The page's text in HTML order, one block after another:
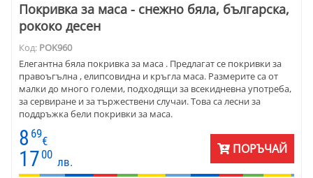
Покривка за маса - снежно бяла, българска,
рококо десен
Код: POK960
Елегантна бяла покривка за маса . Предлагат се покривки за
правоъгълна , елипсовидна и кръгла маса. Размерите са от
малки до много големи, подходящи за всекидневна употреба,
за сервиране и за тържествени случаи. Това са лесни за
поддръжка бели покривки за маса.
8 69
€
17 00
лв.
ПОРЪЧАЙ